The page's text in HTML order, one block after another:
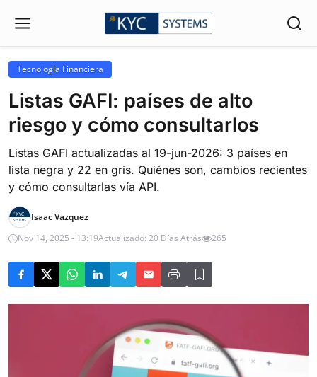
Tecnología Financiera
Listas GAFI: países de alto
riesgo y cómo consultarlos
Listas GAFI actualizadas al 19-jun-2026: 3 países en
lista negra y 22 en gris. Quiénes son, cambios recientes
y cómo consultarlas vía API.
Isaac Vazquez
Nov 14, 2025 - 13:19Actualizado: 20 Días Atrás 265